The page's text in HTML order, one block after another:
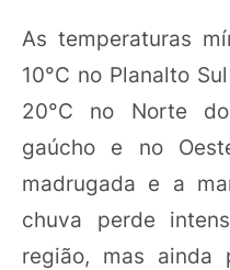
As temperaturas
10°C no Planalto
20°C no Norte
gaúcho e no
madrugada e a
chuva perde
região, mas ainda